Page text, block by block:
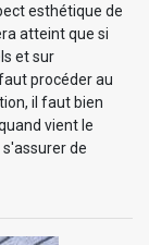
esthétique de
atteint que si
et sur
procéder au
il faut bien
vient le
de